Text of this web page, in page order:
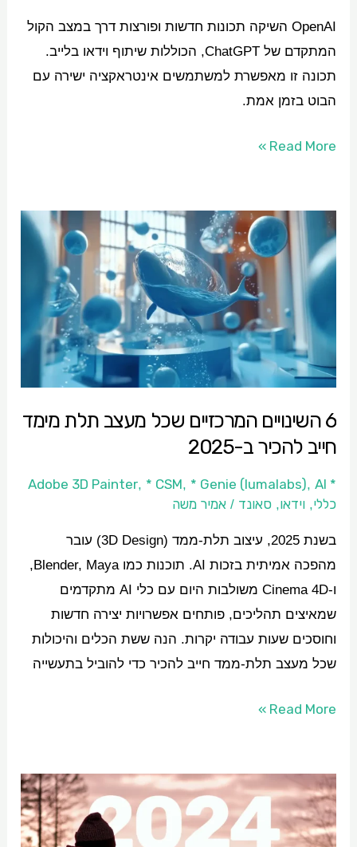
OpenAI השיקה תכונות חדשות ופורצות דרך במצב הקול
המתקדם של ChatGPT, הכוללות שיתוף וידאו בלייב.
תכונה זו מאפשרת למשתמשים אינטראקציה ישירה עם
הבוט בזמן אמת.
Read More »
6 השינויים המרכזיים שכל מעצב תלת מימד
חייב להכיר ב-2025
* Adobe 3D Painter
, * CSM, * Genie (lumalabs), AI
כללי,וידאו,סאונד /אמיר משה
בשנת 2025, עיצוב תלת-ממד (3D Design) עובר
מהפכה אמיתית בזכות AI. תוכנות כמו Blender, Maya,
ו-Cinema 4D משולבות היום עם כלי AI מתקדמים
שמאיצים תהליכים, פותחים אפשרויות יצירה חדשות
וחוסכים שעות עבודה יקרות. הנה ששת הכלים והיכולות
שכל מעצב תלת-ממד חייב להכיר כדי להוביל בתעשייה
6
השינויים
המרכזיים
מעצב
מימד
להכיר
ב-2025
Read More »
סיכום
2024:
שנת